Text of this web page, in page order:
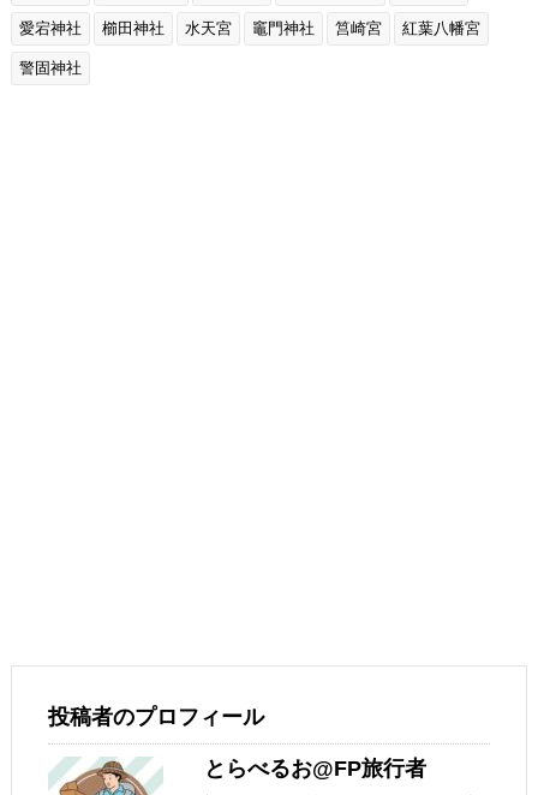
愛宕神社 櫛田神社 水天宮 竈門神社 筥崎宮 紅葉八幡宮
警固神社
投稿者のプロフィール
とらべるお@FP旅行者